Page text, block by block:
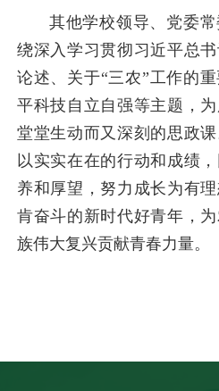
其他学校领导、党委
绕深入学习贯彻习近平总
论述、关于“三农”工作的
平科技自立自强等主题，
堂堂生动而又深刻的思政
以实实在在的行动和成绩
养和厚望，努力成长为有
肯奋斗的新时代好青年，
族伟大复兴贡献青春力量。